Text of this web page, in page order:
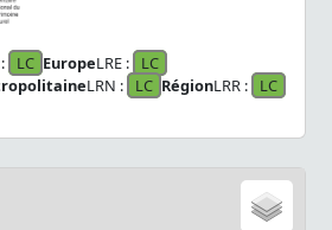
LC EuropeLRE :
LC
LRN : LC RégionLRR : LC